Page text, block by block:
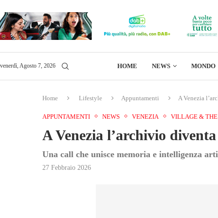
venerdì, Agosto 7, 2026 HOME NEWS MONDO
Home Lifestyle Appuntamenti A Venezia
APPUNTAMENTI NEWS VENEZIA VILLAGE &
A Venezia l’archivio
Una call che unisce memoria e intelligenza
27 Febbraio 2026